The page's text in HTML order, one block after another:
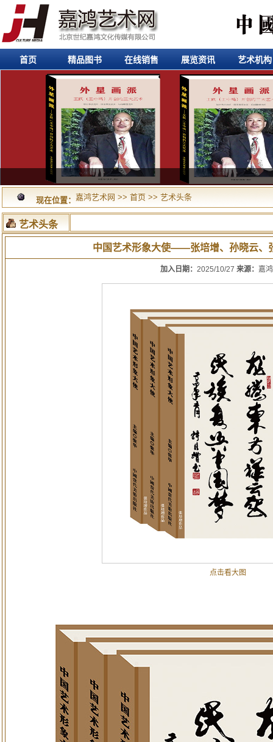
首页 精品图书 在线销售 展览资讯 艺术机构
现在位置： 嘉鸿艺术网 >> 首页 >> 艺术头条
艺术头条
中国艺术形象大使——张培增、孙晓云、
加入日期：2025/10/27来源：嘉
点击看大图